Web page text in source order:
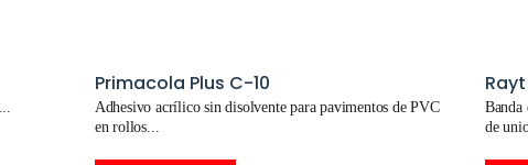
Primacola Plus C-10
Adhesivo acrílico sin disolvente para pavimentos de PVC
en rollos
Banda
de